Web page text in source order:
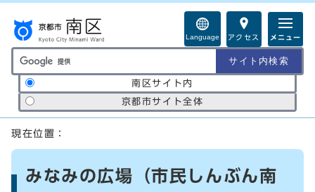
Language アクセス メニュー
サイト内検索の範囲
南区サイト内
京都市サイト全体
ここから本文です
現在位置：
みなみの広場（市民しんぶん南